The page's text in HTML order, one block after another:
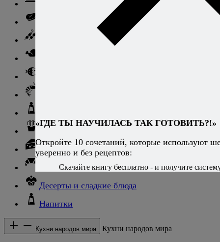
Гарниры
Сыры
Хлеб и выпечка
Десерты и сладкие блюда
Напитки
Кухни народов мира Кухни народов мира
«ГДЕ ТЫ НАУЧИЛАСЬ ТАК ГОТОВИТЬ?!»
Откройте 10 сочетаний, которые используют
уверенно и без рецептов:
Скачайте книгу бесплатно - и получите